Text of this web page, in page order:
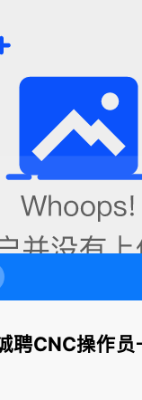
聘CNC操作员